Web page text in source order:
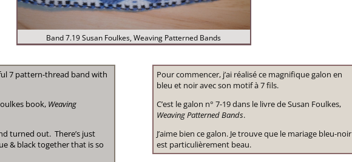
Band 7.19 Susan Foulkes, Weaving Patterned Bands
7 pattern-thread band with
book, Weaving
turned out. There’s just
& black together that is so
Pour commencer, j’ai réalisé ce magnifique galon en
bleu et noir avec son motif à 7 fils.
C’est le galon n° 7-19 dans le livre de Susan Foulkes,
Weaving Patterned Bands.
J’aime bien ce galon. Je trouve que le mariage bleu-noir
est particulièrement beau.